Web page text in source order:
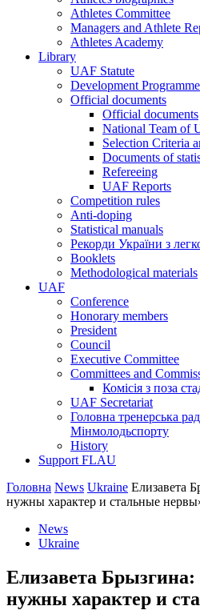
Athletes Committee
Managers and Athlete
Athletes Academy
Library
UAF Statute
Development
Official documents
Official documents
National Team of
Selection Criteria
Documents of
Refereeing
UAF Reports
Competition rules
Anti-doping
Statistical manuals
Рекорди України з
Booklets
Methodological materials
UAF
Conference
Honorary members
President
Council
Executive Committee
Committees and
Комісія з поза
UAF Secretariat
Головна тренерська
Мінмолодьспорту
History
Support FLAU
Головна News Ukraine Елизавета
нужны характер и стальные
News
Ukraine
Елизавета
нужны характер и